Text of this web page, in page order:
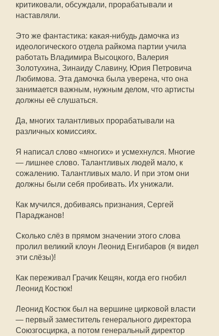
критиковали, обсуждали, прорабатывали и
наставляли.
Это же фантастика: какая-нибудь дамочка из
идеологического отдела райкома партии учила
работать Владимира Высоцкого, Валерия
Золотухина, Зинаиду Славину, Юрия Петровича
Любимова. Эта дамочка была уверена, что она
занимается важным, нужным делом, что артисты
должны её слушаться.
Да, многих талантливых прорабатывали на
различных комиссиях.
Я написал слово «многих» и усмехнулся. Многие
— лишнее слово. Талантливых людей мало, к
сожалению. Талантливых мало. И при этом они
должны были себя пробивать. Их унижали.
Как мучился, добиваясь признания, Сергей
Параджанов!
Сколько слёз в прямом значении этого слова
пролил великий клоун Леонид Енгибаров (я видел
эти слёзы)!
Как переживал Грачик Кещян, когда его гнобил
Леонид Костюк!
Леонид Костюк был на вершине цирковой власти
— первый заместитель генерального директора
Союзгосцирка, а потом генеральный директор